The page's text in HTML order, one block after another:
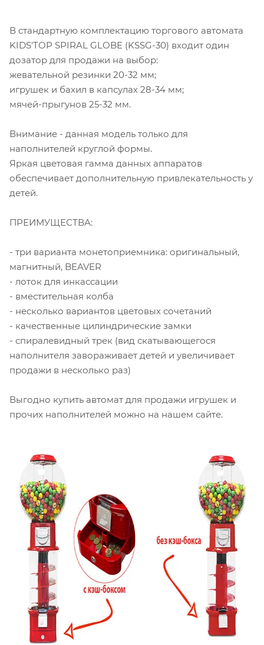
В стандартную комплектацию торгового автомата
KIDS'TOP SPIRAL GLOBE (KSSG-30) входит один
дозатор для продажи на выбор:
жевательной резинки 20-32 мм;
игрушек и бахил в капсулах 28-34 мм;
мячей-прыгунов 25-32 мм.
Внимание - данная модель только для
наполнителей круглой формы.
Яркая цветовая гамма данных аппаратов
обеспечивает дополнительную привлекательность у
детей.
ПРЕИМУЩЕСТВА:
- три варианта монетоприемника: оригинальный,
магнитный, BEAVER
- лоток для инкассации
- вместительная колба
- несколько вариантов цветовых сочетаний
- качественные цилиндрические замки
- спиралевидный трек (вид скатывающегося
наполнителя завораживает детей и увеличивает
продажи в несколько раз)
Выгодно купить автомат для продажи игрушек и
прочих наполнителей можно на нашем сайте.